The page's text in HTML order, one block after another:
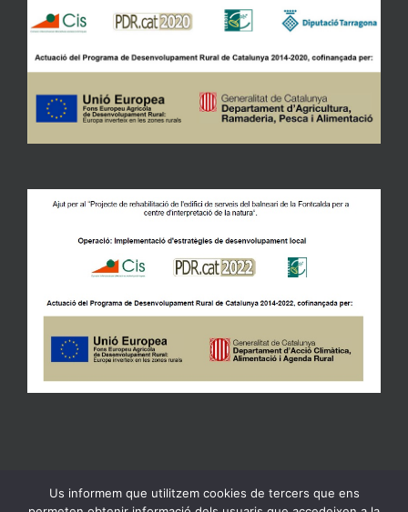
Copyright 2023 Ajuntament de Gandesa | All Rights Reserved |
Us informem que utilitzem cookies de tercers que ens